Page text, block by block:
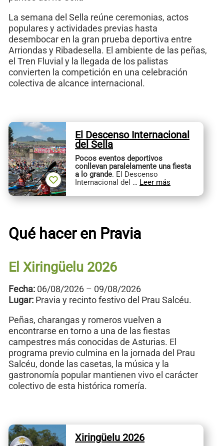
La semana del Sella reúne ceremonias, actos
populares y actividades previas hasta
desembocar en la gran prueba deportiva entre
Arriondas y Ribadesella. El ambiente de las peñas,
el Tren Fluvial y la llegada de los palistas
convierten la competición en una celebración
colectiva de alcance internacional.
El Descenso Internacional
del Sella
Pocos eventos deportivos
conllevan paralelamente una fiesta
a lo grande. El Descenso
Internacional del … Leer más
Qué hacer en Pravia
El Xiringüelu 2026
Fecha: 06/08/2026 – 09/08/2026
Lugar: Pravia y recinto festivo del Prau Salcéu.
Peñas, charangas y romeros vuelven a
encontrarse en torno a una de las fiestas
campestres más conocidas de Asturias. El
programa previo culmina en la jornada del Prau
Salcéu, donde las casetas, la música y la
gastronomía popular mantienen vivo el carácter
colectivo de esta histórica romería.
Xiringüelu 2026